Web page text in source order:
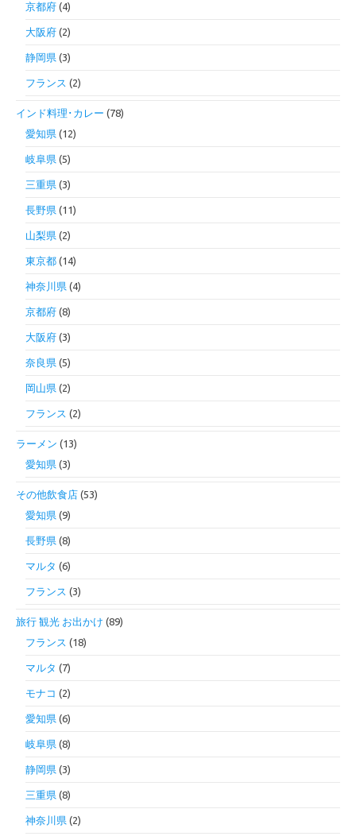
京都府 (4)
大阪府 (2)
静岡県 (3)
フランス (2)
インド料理･カレー (78)
愛知県 (12)
岐阜県 (5)
三重県 (3)
長野県 (11)
山梨県 (2)
東京都 (14)
神奈川県 (4)
京都府 (8)
大阪府 (3)
奈良県 (5)
岡山県 (2)
フランス (2)
ラーメン (13)
愛知県 (3)
その他飲食店 (53)
愛知県 (9)
長野県 (8)
マルタ (6)
フランス (3)
旅行 観光 お出かけ (89)
フランス (18)
マルタ (7)
モナコ (2)
愛知県 (6)
岐阜県 (8)
静岡県 (3)
三重県 (8)
神奈川県 (2)